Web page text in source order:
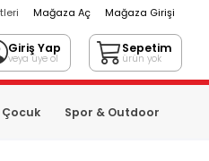
Mağaza Aç Mağaza Girişi
Giriş Yap
veya üye ol
Sepetim
ürün yok
Çocuk Spor & Outdoor